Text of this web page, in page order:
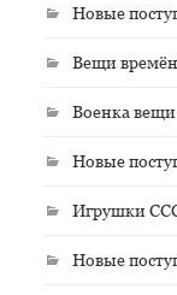
Новые
Вещи
Военка
Новые
Игрушки
Новые